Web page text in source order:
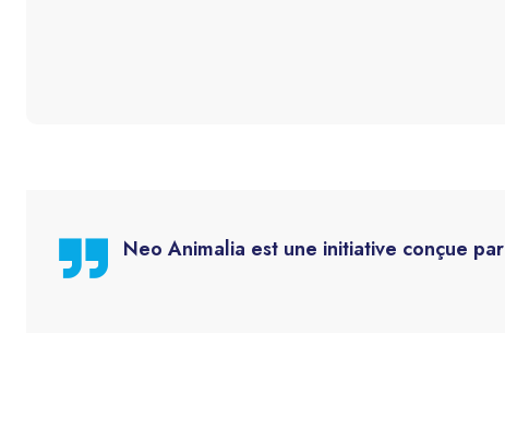
Neo Animalia est une initiative conçue